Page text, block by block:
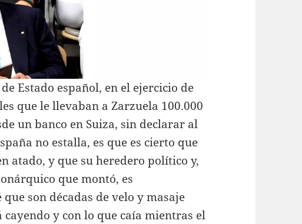
Estado español, en el ejercicio de
que le llevaban a Zarzuela 100.000
un banco en Suiza, sin declarar al
no estalla, es que es cierto que
atado, y que su heredero político y,
que montó, es
son décadas de velo y masaje
y con lo que caía mientras el